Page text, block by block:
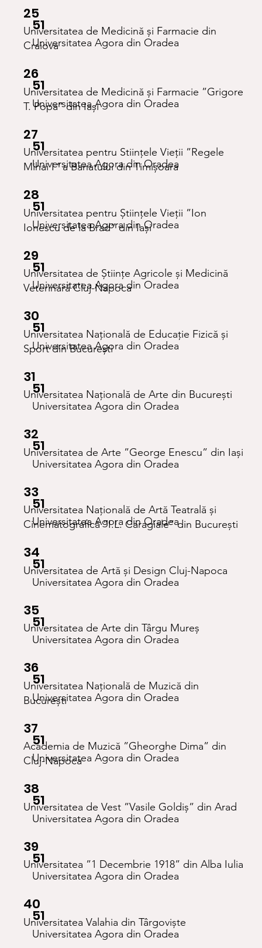
25
Universitatea de Medicină și Farmacie din
Craiova
51
Universitatea Agora din Oradea
26
Universitatea de Medicină și Farmacie ”Grigore
T. Popa” din Iași
51
Universitatea Agora din Oradea
27
Universitatea pentru Stiințele Vieții ”Regele
Mihai I"a Banatului din Timișoara
51
Universitatea Agora din Oradea
28
Universitatea pentru Științele Vieții ”Ion
Ionescu de la Brad” din Iași
51
Universitatea Agora din Oradea
29
Universitatea de Științe Agricole și Medicină
Veterinară Cluj-Napoca
51
Universitatea Agora din Oradea
30
Universitatea Națională de Educație Fizică și
Sport din București
51
Universitatea Agora din Oradea
31
Universitatea Națională de Arte din București
51
Universitatea Agora din Oradea
32
Universitatea de Arte ”George Enescu” din Iași
51
Universitatea Agora din Oradea
33
Universitatea Națională de Artă Teatrală și
Cinematografică ”I.L. Caragiale” din București
51
Universitatea Agora din Oradea
34
Universitatea de Artă și Design Cluj-Napoca
51
Universitatea Agora din Oradea
35
Universitatea de Arte din Târgu Mureș
51
Universitatea Agora din Oradea
36
Universitatea Națională de Muzică din
București
51
Universitatea Agora din Oradea
37
Academia de Muzică ”Gheorghe Dima” din
Cluj-Napoca
51
Universitatea Agora din Oradea
38
Universitatea de Vest ”Vasile Goldiș” din Arad
51
Universitatea Agora din Oradea
39
Universitatea ”1 Decembrie 1918” din Alba Iulia
51
Universitatea Agora din Oradea
40
Universitatea Valahia din Târgoviște
51
Universitatea Agora din Oradea